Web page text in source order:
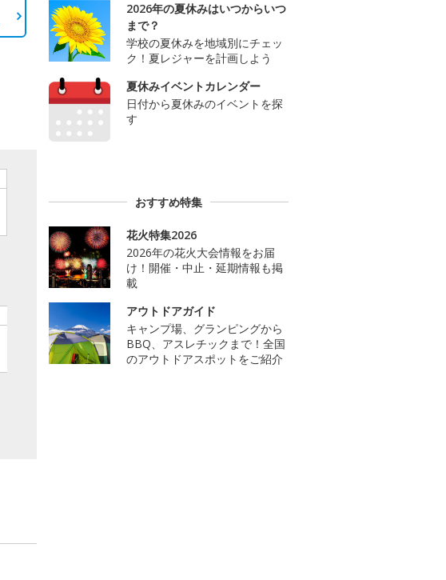
2026年の夏休みはいつからいつ
まで？
学校の夏休みを地域別にチェッ
ク！夏レジャーを計画しよう
夏休みイベントカレンダー
日付から夏休みのイベントを探
す
おすすめ特集
花火特集2026
2026年の花火大会情報をお届
け！開催・中止・延期情報も掲
載
アウトドアガイド
キャンプ場、グランピングから
BBQ、アスレチックまで！全国
のアウトドアスポットをご紹介